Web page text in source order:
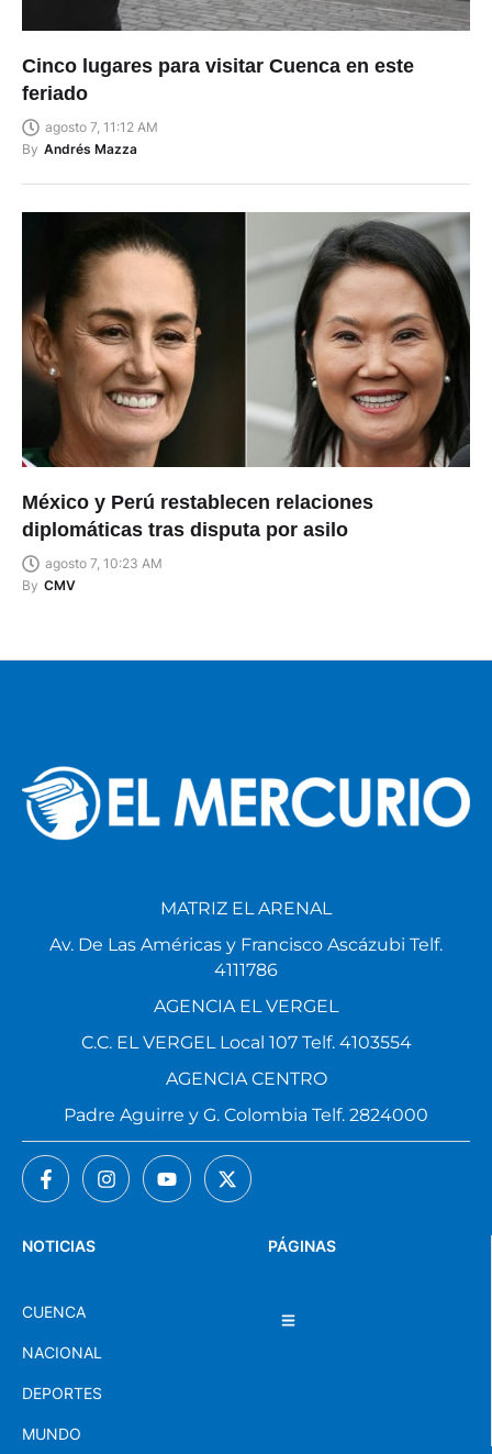
Cinco lugares para visitar Cuenca en este
feriado
agosto 7, 11:12 AM
By Andrés Mazza
México y Perú restablecen relaciones
diplomáticas tras disputa por asilo
agosto 7, 10:23 AM
By CMV
PÁGINAS
NOTICIAS
CUENCA
NACIONAL
DEPORTES
MUNDO
MATRIZ EL ARENAL
Av. De Las Américas y Francisco Ascázubi Telf.
4111786
AGENCIA EL VERGEL
C.C. EL VERGEL Local 107 Telf. 4103554
AGENCIA CENTRO
Padre Aguirre y G. Colombia Telf. 2824000